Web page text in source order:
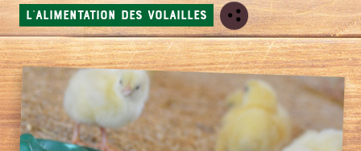
L'ALIMENTATION DES VOLAILLES
Nous utilisons des cookies pour nous assurer du bon
fonctionnement de notre site et à des fins analytiques. Vous
pouvez changer d'avis à tout moment en cliquant sur l'icône
présente sur chaque page de notre site. En autorisant ces
services tiers, vous acceptez le dépôt et la lecture de
cookies et l'utilisation de technologies de suivi nécessaires
à leur bon fonctionnement.
Charte de confidentialité